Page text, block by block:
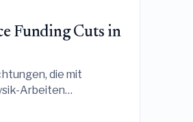
Funding Cuts in
die mit
Arbeiten
zu klären.